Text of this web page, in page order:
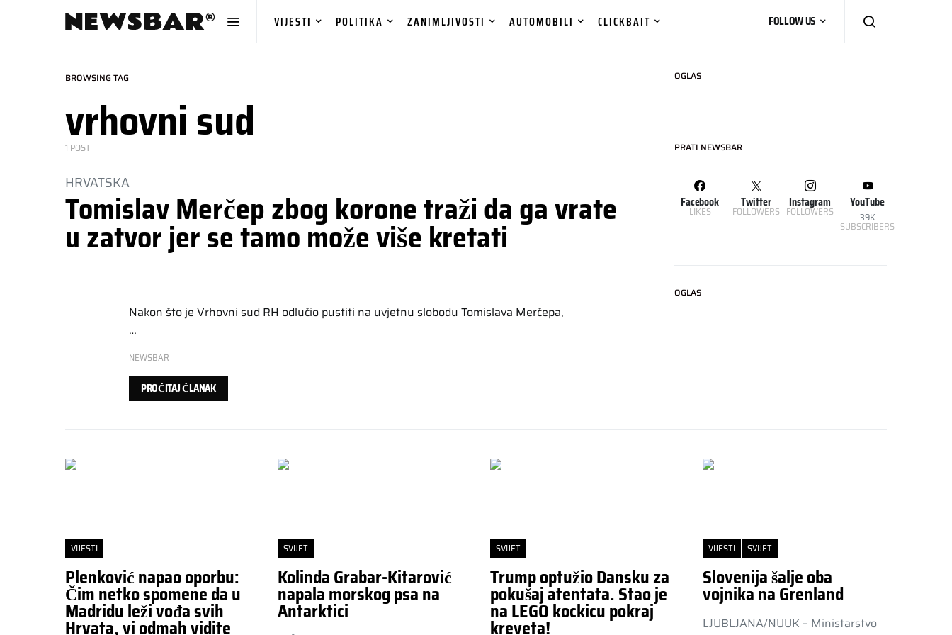
VIJESTI POLITIKA ZANIMLJIVOSTI AUTOMOBILI CLICKBAIT FOLLOW US
BROWSING TAG
vrhovni sud
1 POST
HRVATSKA
Tomislav Merčep zbog korone traži da ga vrate
u zatvor jer se tamo može više kretati
Nakon što je Vrhovni sud RH odlučio pustiti na uvjetnu slobodu Tomislava Merčepa,
…
NEWSBAR
PROČITAJ ČLANAK
OGLAS
PRATI NEWSBAR
Facebook
LIKES
Twitter
FOLLOWERS
Instagram
FOLLOWERS
YouTube
39K
SUBSCRIBERS
OGLAS
VIJESTI
Plenković napao oporbu:
Čim netko spomene da u
Madridu leži vođa svih
Hrvata, vi odmah vidite
SVIJET
Kolinda Grabar-Kitarović
napala morskog psa na
Antarktici
SVIJET
Trump optužio Dansku za
pokušaj atentata. Stao je
na LEGO kockicu pokraj
kreveta!
VIJESTI SVIJET
Slovenija šalje oba
vojnika na Grenland
LJUBLJANA/NUUK – Ministarstvo